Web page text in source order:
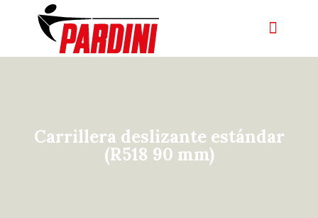
Carrillera deslizante estándar
(R518 90 mm)